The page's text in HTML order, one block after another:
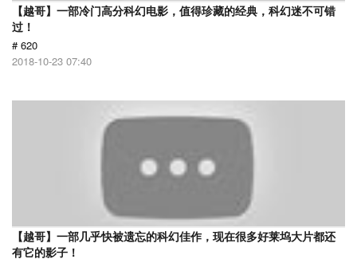
【越哥】一部冷门高分科幻电影，值得珍藏的经典，科幻迷不可错
过！
# 620
2018-10-23 07:40
【越哥】一部几乎快被遗忘的科幻佳作，现在很多好莱坞大片都还
有它的影子！